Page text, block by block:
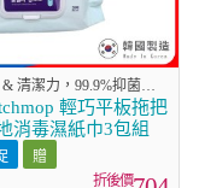
清潔力，99.9%抑菌率
輕巧平板拖把
消毒濕紙巾3包組